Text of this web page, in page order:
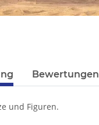
Bewertungen
und Figuren.